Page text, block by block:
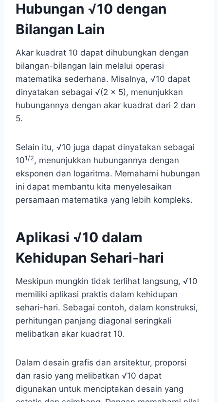
Hubungan √10 dengan
Bilangan Lain
Akar kuadrat 10 dapat dihubungkan dengan
bilangan-bilangan lain melalui operasi
matematika sederhana. Misalnya, √10 dapat
dinyatakan sebagai √(2 x 5), menunjukkan
hubungannya dengan akar kuadrat dari 2 dan
5.
Selain itu, √10 juga dapat dinyatakan sebagai
101/2, menunjukkan hubungannya dengan
eksponen dan logaritma. Memahami hubungan
ini dapat membantu kita menyelesaikan
persamaan matematika yang lebih kompleks.
Aplikasi √10 dalam
Kehidupan Sehari-hari
Meskipun mungkin tidak terlihat langsung, √10
memiliki aplikasi praktis dalam kehidupan
sehari-hari. Sebagai contoh, dalam konstruksi,
perhitungan panjang diagonal seringkali
melibatkan akar kuadrat 10.
Dalam desain grafis dan arsitektur, proporsi
dan rasio yang melibatkan √10 dapat
digunakan untuk menciptakan desain yang